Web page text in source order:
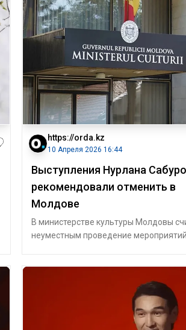
https://orda.kz
10 Апреля 2026 16:44
Выступления Нурлана
рекомендовали отменить в
Молдове
В министерстве культуры Молдовы
неуместным проведение